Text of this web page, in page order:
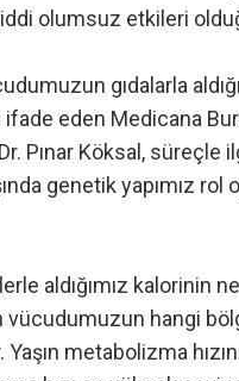
olumsuz etkileri
gıdalarla
eden Medicana
Pınar Köksal,
genetik yapımız rol
aldığımız kalorinin ne
vücudumuzun hangi
metabolizma